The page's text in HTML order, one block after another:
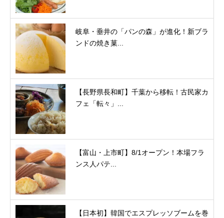
岐阜・垂井の「パンの森」が進化！新ブラ
ンドの焼き菓...
【長野県長和町】千葉から移転！古民家カ
フェ「転々」...
【富山・上市町】8/1オープン！本場フラ
ンス人パテ...
【日本初】韓国でエスプレッソブームを巻